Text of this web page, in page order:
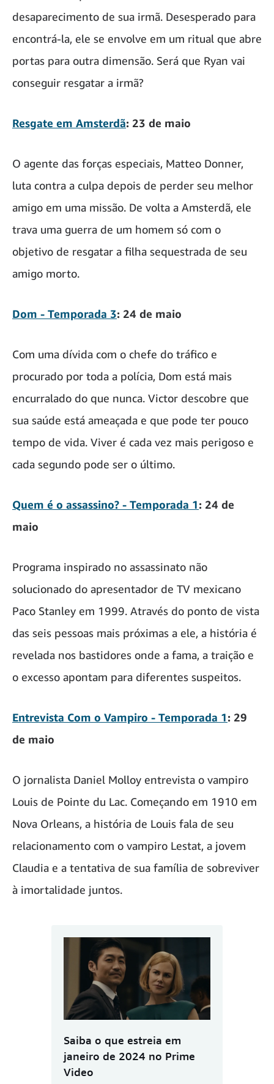
desaparecimento de sua irmã. Desesperado para
encontrá-la, ele se envolve em um ritual que abre
portas para outra dimensão. Será que Ryan vai
conseguir resgatar a irmã?
Resgate em Amsterdã: 23 de maio
O agente das forças especiais, Matteo Donner,
luta contra a culpa depois de perder seu melhor
amigo em uma missão. De volta a Amsterdã, ele
trava uma guerra de um homem só com o
objetivo de resgatar a filha sequestrada de seu
amigo morto.
Dom - Temporada 3: 24 de maio
Com uma dívida com o chefe do tráfico e
procurado por toda a polícia, Dom está mais
encurralado do que nunca. Victor descobre que
sua saúde está ameaçada e que pode ter pouco
tempo de vida. Viver é cada vez mais perigoso e
cada segundo pode ser o último.
Quem é o assassino? - Temporada 1: 24 de
maio
Programa inspirado no assassinato não
solucionado do apresentador de TV mexicano
Paco Stanley em 1999. Através do ponto de vista
das seis pessoas mais próximas a ele, a história é
revelada nos bastidores onde a fama, a traição e
o excesso apontam para diferentes suspeitos.
Entrevista Com o Vampiro - Temporada 1: 29
de maio
O jornalista Daniel Molloy entrevista o vampiro
Louis de Pointe du Lac. Começando em 1910 em
Nova Orleans, a história de Louis fala de seu
relacionamento com o vampiro Lestat, a jovem
Claudia e a tentativa de sua família de sobreviver
à imortalidade juntos.
Saiba o que estreia em
janeiro de 2024 no Prime
Video